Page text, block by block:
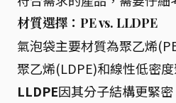
材質選擇：PE vs. LLDPE
氣泡袋主要材質為聚乙烯
聚乙烯(LDPE)和線性低密
LLDPE因其分子結構更緊